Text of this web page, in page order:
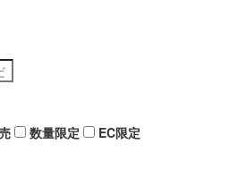
数量限定 EC限定